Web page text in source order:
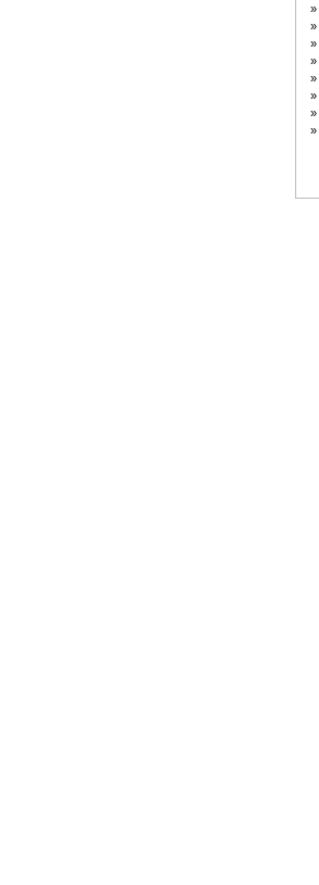
»
»
»
»
»
»
»
»